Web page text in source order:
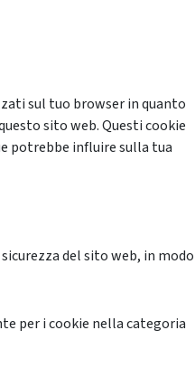
sul tuo browser in quanto
sito web. Questi cookie
potrebbe influire sulla tua
del sito web, in modo
per i cookie nella categoria